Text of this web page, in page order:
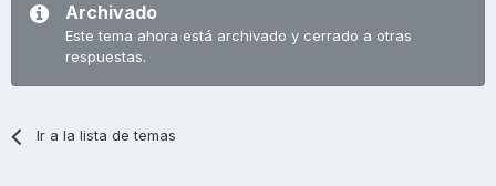
Archivado
Este tema ahora está archivado y cerrado a otras
respuestas.
Ir a la lista de temas